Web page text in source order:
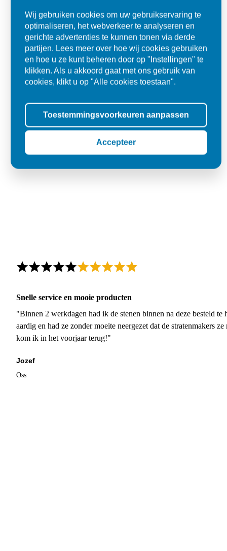
Kim
Lith
Snelle service en mooie producten
"Binnen 2 werkdagen had ik de stenen binnen na deze besteld
aardig en had ze zonder moeite neergezet dat de stratenmakers
kom ik in het voorjaar terug!"
Jozef
Oss
Wij gebruiken cookies om uw gebruikservaring te
optimaliseren, het webverkeer te analyseren en
gerichte advertenties te kunnen tonen via derde
partijen. Lees meer over hoe wij cookies gebruiken
en hoe u ze kunt beheren door op "Instellingen" te
klikken. Als u akkoord gaat met ons gebruik van
cookies, klikt u op "Alle cookies toestaan".
Toestemmingsvoorkeuren aanpassen
Accepteer